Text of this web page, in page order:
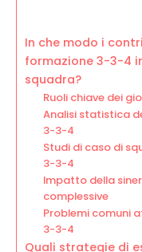
In che modo i
formazione 3-3-4
squadra?
Ruoli chiave dei
Analisi statistica
3-3-4
Studi di caso di
3-3-4
Impatto della
complessive
Problemi comuni
3-3-4
Quali strategie di